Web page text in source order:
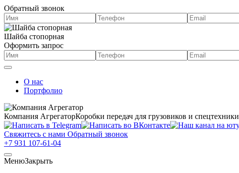
Обратный звонок
Шайба стопорная
Оформить запрос
О нас
Портфолио
Компания АгрегаторКоробки передач для грузовиков и спецтехники
Свяжитесь с нами Обратный звонок
+7 931 107-61-04
МенюЗакрыть